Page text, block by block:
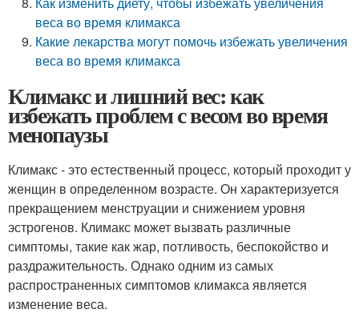
веса во время климакса
Какие лекарства могут помочь избежать увеличения
веса во время климакса
Климакс и лишний вес: как
избежать проблем с весом во время
менопаузы
Климакс - это естественный процесс, который проходит у
женщин в определенном возрасте. Он характеризуется
прекращением менструации и снижением уровня
эстрогенов. Климакс может вызвать различные
симптомы, такие как жар, потливость, беспокойство и
раздражительность. Однако одним из самых
распространенных симптомов климакса является
изменение веса.